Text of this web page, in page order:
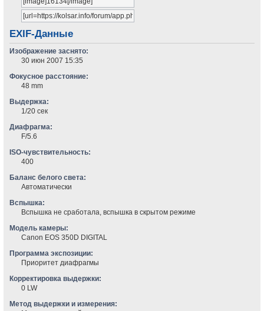
EXIF-Данные
Изображение заснято:
30 июн 2007 15:35
Фокусное расстояние:
48 mm
Выдержка:
1/20 сек
Диафрагма:
F/5.6
ISO-чувствительность:
400
Баланс белого света:
Автоматически
Вспышка:
Вспышка не сработала, вспышка в скрытом режиме
Модель камеры:
Canon EOS 350D DIGITAL
Программа экспозиции:
Приоритет диафрагмы
Корректировка выдержки:
0 LW
Метод выдержки и измерения: